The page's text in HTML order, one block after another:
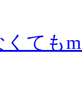
くても